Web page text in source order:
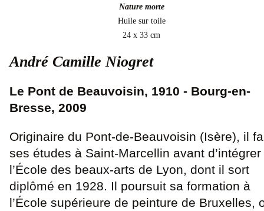
Nature morte
Huile sur toile
24 x 33 cm
André Camille Niogret
Le Pont de Beauvoisin, 1910 - Bourg-en-
Bresse, 2009
Originaire du Pont-de-Beauvoisin (Isère), il
ses études à Saint-Marcellin avant d’intégrer
l’École des beaux-arts de Lyon, dont il sort
diplômé en 1928. Il poursuit sa formation à
l’École supérieure de peinture de Bruxelles,